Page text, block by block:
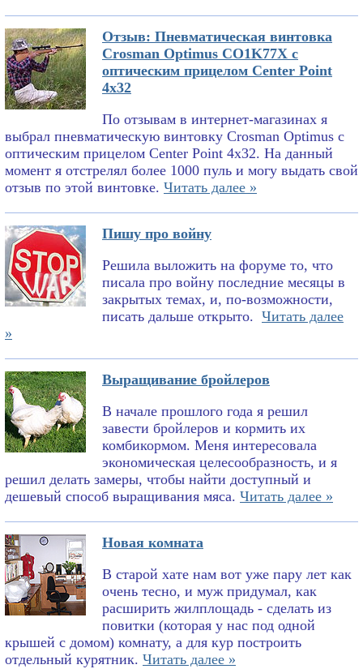
Отзыв: Пневматическая винтовка
Crosman Optimus CO1K77X с
оптическим прицелом Center Point
4x32
По отзывам в интернет-магазинах я
выбрал пневматическую винтовку Crosman Optimus с
оптическим прицелом Center Point 4x32. На данный
момент я отстрелял более 1000 пуль и могу выдать свой
отзыв по этой винтовке. Читать далее »
Пишу про войну
Решила выложить на форуме то, что
писала про войну последние месяцы в
закрытых темах, и, по-возможности,
писать дальше открыто. Читать далее
»
Выращивание бройлеров
В начале прошлого года я решил
завести бройлеров и кормить их
комбикормом. Меня интересовала
экономическая целесообразность, и я
решил делать замеры, чтобы найти доступный и
дешевый способ выращивания мяса. Читать далее »
Новая комната
В старой хате нам вот уже пару лет как
очень тесно, и муж придумал, как
расширить жилплощадь - сделать из
повитки (которая у нас под одной
крышей с домом) комнату, а для кур построить
отдельный курятник. Читать далее »